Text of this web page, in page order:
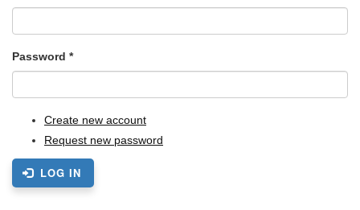
Password *
Create new account
Request new password
LOG IN